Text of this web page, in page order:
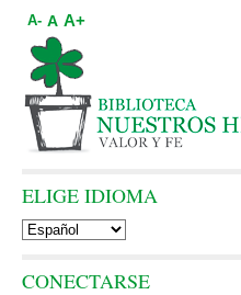
A- A A+
ELIGE IDIOMA
CONECTARSE